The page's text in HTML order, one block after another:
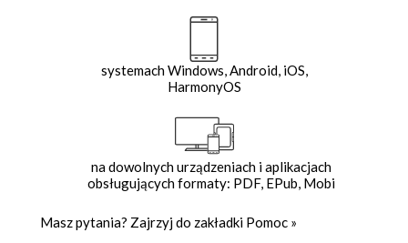
systemach Windows, Android, iOS,
HarmonyOS
na dowolnych urządzeniach i aplikacjach
obsługujących formaty: PDF, EPub, Mobi
Masz pytania? Zajrzyj do zakładki Pomoc »